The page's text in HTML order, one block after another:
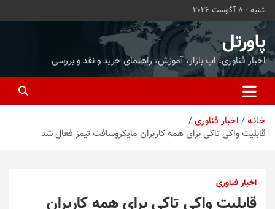
محتوا
بروید
شنبه - 8 آگوست 2026
پاورتل
اخبار فناوری، اپ بازار، آموزش، راهنمای خرید و نقد و بررسی
خـانـه
اخبار فناوری
قابلیت واکی تاکی برای همه کاربران مایکروسافت تیمز فعال شد
اخبار فناوری
قابلیت واکی تاکی برای همه کاربران